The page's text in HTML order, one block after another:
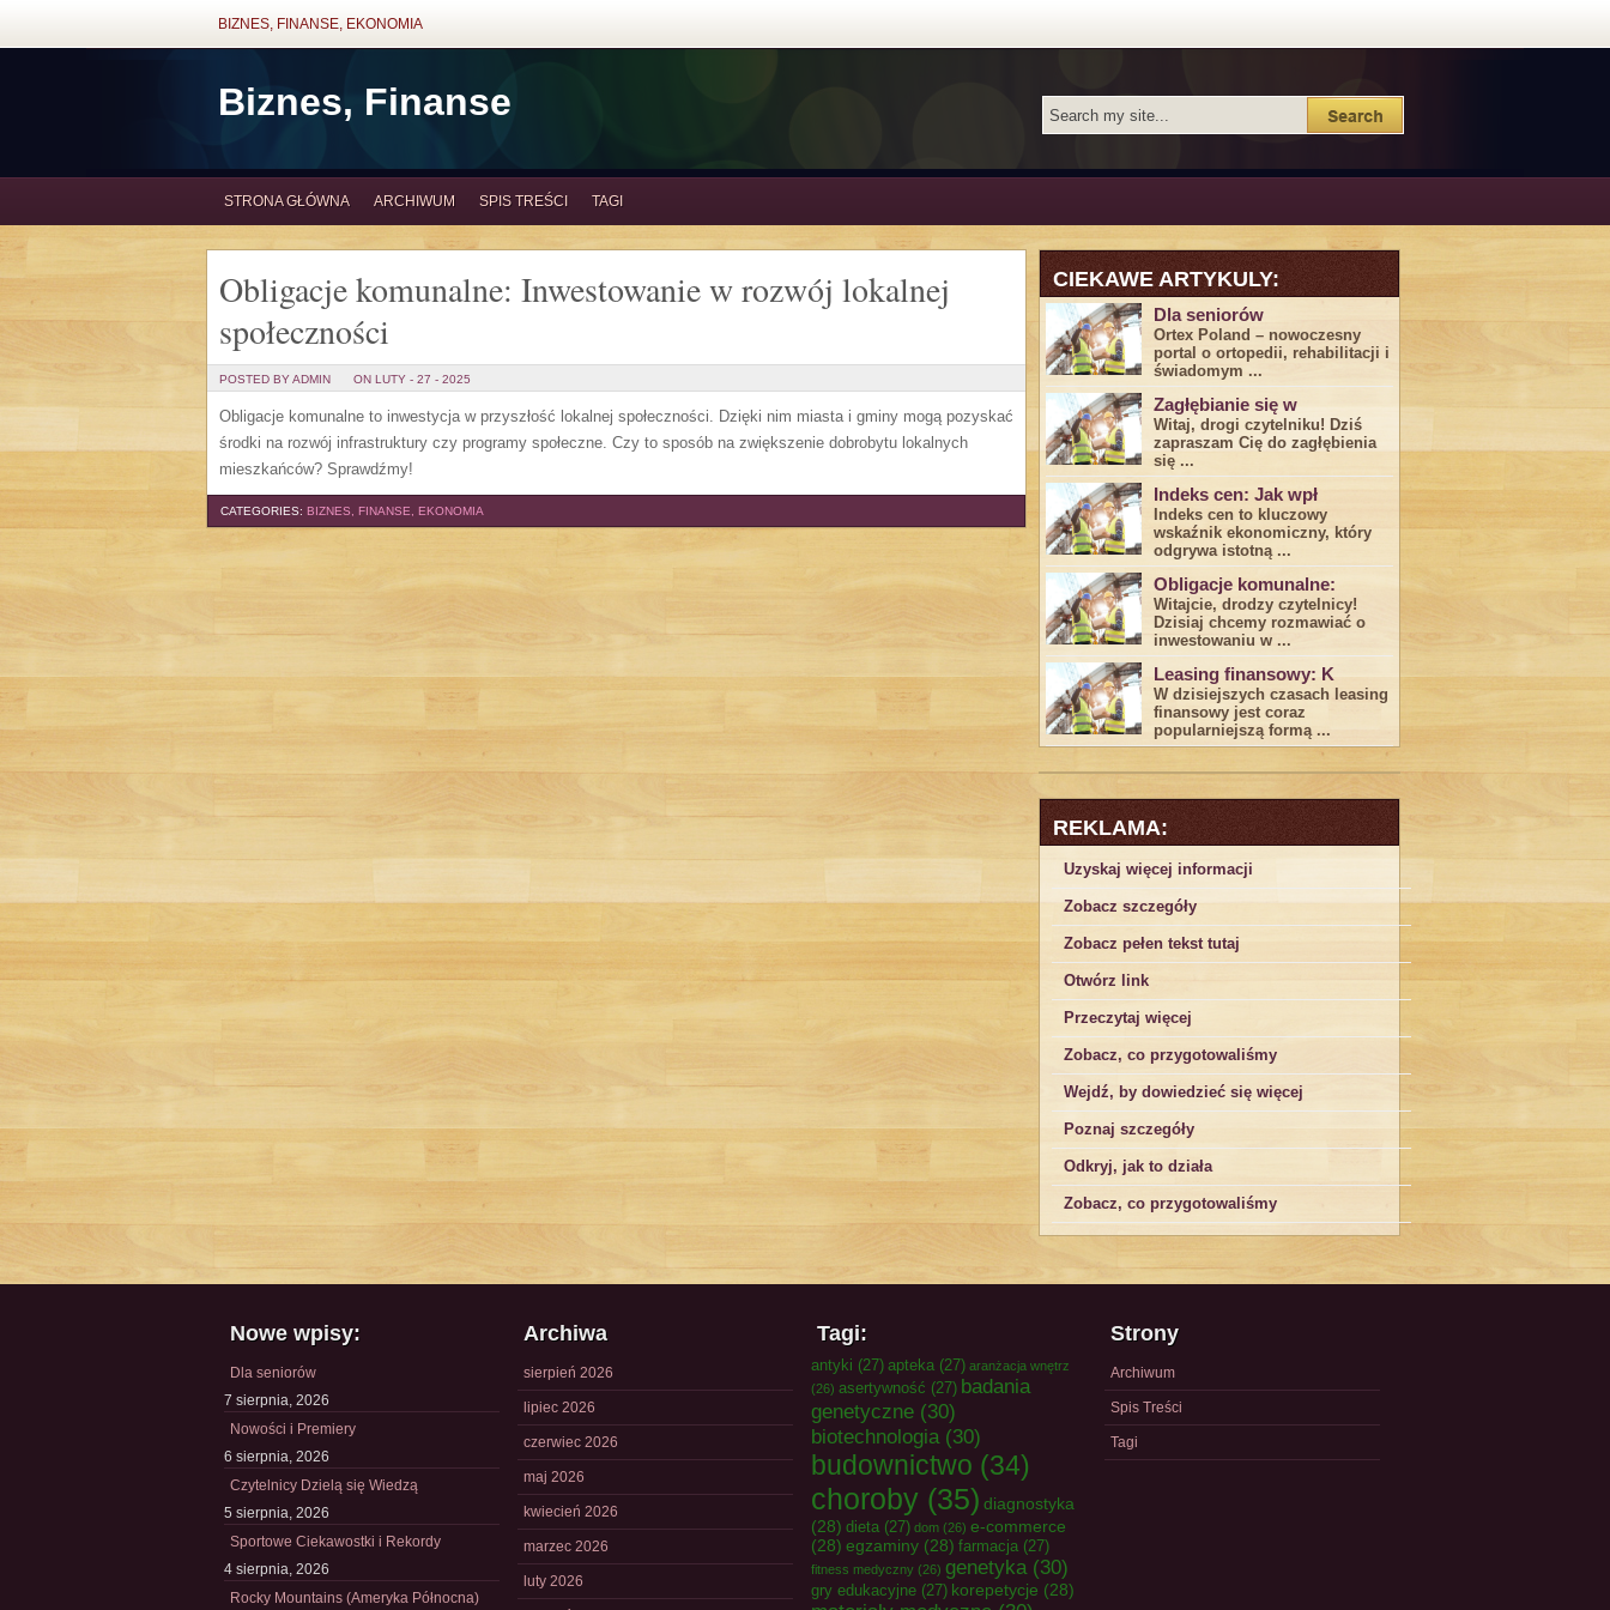
BIZNES, FINANSE, EKONOMIA
Biznes, Finanse
STRONA GŁÓWNA ARCHIWUM SPIS TREŚCI TAGI
Obligacje komunalne: Inwestowanie w rozwój lokalnej
społeczności
POSTED BY ADMIN ON LUTY - 27 - 2025
Obligacje komunalne to inwestycja w przyszłość lokalnej społeczności. Dzięki nim miasta i gminy mogą pozyskać
środki na rozwój infrastruktury czy programy społeczne. Czy to sposób na zwiększenie dobrobytu lokalnych
mieszkańców? Sprawdźmy!
CATEGORIES: BIZNES, FINANSE, EKONOMIA
CIEKAWE ARTYKULY:
Dla seniorów
Ortex Poland – nowoczesny
portal o ortopedii, rehabilitacji i
świadomym ...
Zagłębianie się w
Witaj, drogi ⁤czytelniku! Dziś
zapraszam Cię do‍ zagłębienia
‍się⁢ ...
Indeks cen: Jak wpł
Indeks cen to kluczowy
wskaźnik ekonomiczny, który
odgrywa ​istotną ...
Obligacje komunalne:
Witajcie, drodzy czytelnicy!
Dzisiaj chcemy rozmawiać o
inwestowaniu w ...
Leasing finansowy: K
W dzisiejszych czasach leasing ​
finansowy jest ⁢coraz
popularniejszą formą ...
REKLAMA:
Uzyskaj więcej informacji
Zobacz szczegóły
Zobacz pełen tekst tutaj
Otwórz link
Przeczytaj więcej
Zobacz, co przygotowaliśmy
Wejdź, by dowiedzieć się więcej
Poznaj szczegóły
Odkryj, jak to działa
Zobacz, co przygotowaliśmy
Nowe wpisy:
Dla seniorów
7 sierpnia, 2026
Nowości i Premiery
6 sierpnia, 2026
Czytelnicy Dzielą się Wiedzą
5 sierpnia, 2026
Sportowe Ciekawostki i Rekordy
4 sierpnia, 2026
Rocky Mountains (Ameryka Północna)
Archiwa
sierpień 2026
lipiec 2026
czerwiec 2026
maj 2026
kwiecień 2026
marzec 2026
luty 2026
Tagi:
antyki (27) apteka (27) aranżacja wnętrz
(26) asertywność (27) badania
genetyczne (30)
biotechnologia(30)
budownictwo (34)
choroby (35) diagnostyka
(28) dieta (27) dom (26) e-commerce
(28) egzaminy (28) farmacja (27)
fitness medyczny (26) genetyka(30)
gry edukacyjne (27) korepetycje (28)
Strony
Archiwum
Spis Treści
Tagi